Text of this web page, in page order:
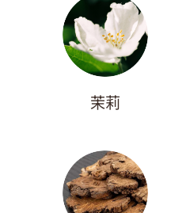
茉莉